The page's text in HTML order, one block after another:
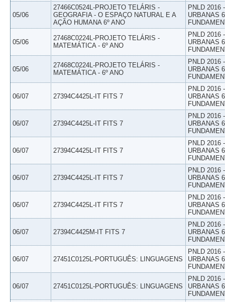
05/06
27466C0524L-PROJETO TELÁRIS -
GEOGRAFIA - O ESPAÇO NATURAL E A
AÇÃO HUMANA 6º ANO
PNLD 2016
URBANAS
05/06
27468C0224L-PROJETO TELÁRIS -
MATEMÁTICA - 6º ANO
PNLD 2016
URBANAS
05/06
27468C0224L-PROJETO TELÁRIS -
MATEMÁTICA - 6º ANO
PNLD 2016
URBANAS
06/07 27394C4425L-IT FITS 7
PNLD 2016
URBANAS
06/07 27394C4425L-IT FITS 7
PNLD 2016
URBANAS
06/07 27394C4425L-IT FITS 7
PNLD 2016
URBANAS
06/07 27394C4425L-IT FITS 7
PNLD 2016
URBANAS
06/07 27394C4425L-IT FITS 7
PNLD 2016
URBANAS
06/07 27394C4425M-IT FITS 7
PNLD 2016
URBANAS
06/07 27451C0125L-PORTUGUÊS: LINGUAGENS
PNLD 2016
URBANAS
06/07 27451C0125L-PORTUGUÊS: LINGUAGENS
PNLD 2016
URBANAS